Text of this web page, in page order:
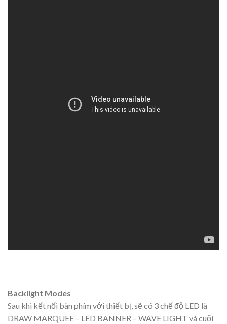
Backlight Modes
Sau khi kết nối bàn phím với thiết bị, sẽ có 3 chế độ LED là
DRAW MARQUEE – LED BANNER – WAVE LIGHT và cuối